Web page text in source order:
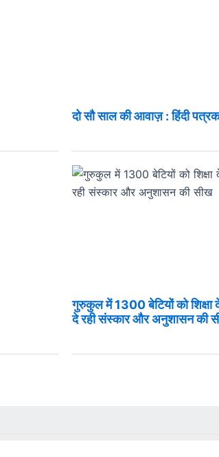
दो सौ साल की आवाज़ : हिंदी
गुरुकुल में 1300 बेटियों को शिक्षा
दे रही संस्कार और अनुशासन की